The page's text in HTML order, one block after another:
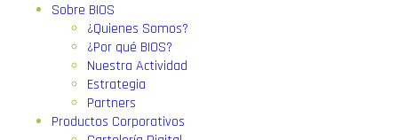
Sobre BIOS
¿Quienes Somos?
¿Por qué BIOS?
Nuestra Actividad
Estrategia
Partners
Productos Corporativos